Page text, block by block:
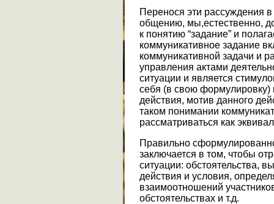
Перенося эти рассуждения
общению, мы,естественно,
к понятию “задание” и
коммуникативное задание
коммуникативной задачи и
управления актами
ситуации и является
себя (в свою формулировку)
действия, мотив данного
таком понимании
рассматриваться как
Правильно
заключается в том, чтобы
ситуации: обстоятельства,
действия и условия,
взаимоотношений
обстоятельствах и т.д.